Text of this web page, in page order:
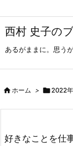
西村 史子の
あるがままに。思うが
ホーム > 2022
好きなことを仕